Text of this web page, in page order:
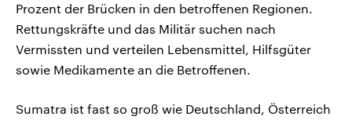
Prozent der Brücken in den betroffenen Regionen.
Rettungskräfte und das Militär suchen nach
Vermissten und verteilen Lebensmittel, Hilfsgüter
sowie Medikamente an die Betroffenen.
Sumatra ist fast so groß wie Deutschland, Österreich